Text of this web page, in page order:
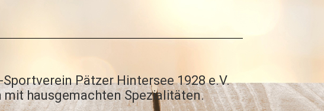
Pätzer Hintersee 1928 e.V.
mit hausgemachten Spezialitäten.